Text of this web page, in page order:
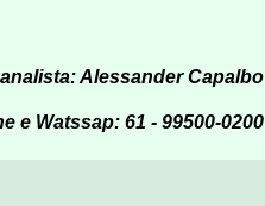
Alessander Capalbo
e Watssap: 61 - 99500-0200